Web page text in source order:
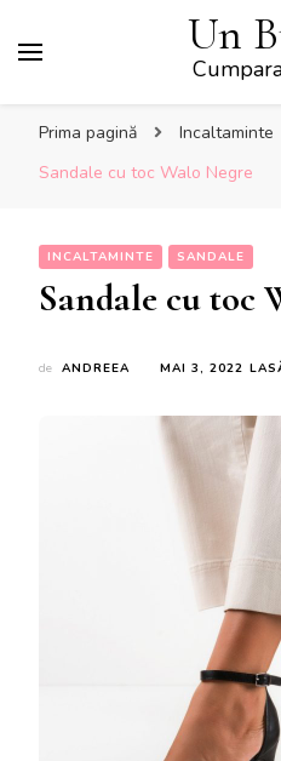
Un
Prima pagină
Incaltaminte
Sandale cu toc Walo Negre
INCALTAMINTE SANDALE
Sandale cu toc
de ANDREEA MAI 3, 2022